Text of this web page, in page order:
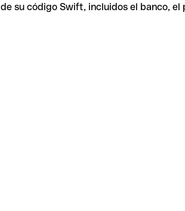
su código Swift, incluidos el banco,